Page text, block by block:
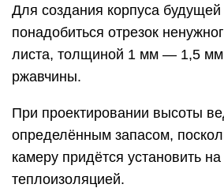
Для создания корпуса
понадобиться отрезок
листа, толщиной 1 мм — 1,5 мм
ржавчины.
При проектировании высоты
определённым запасом,
камеру придётся установить
теплоизоляцией.